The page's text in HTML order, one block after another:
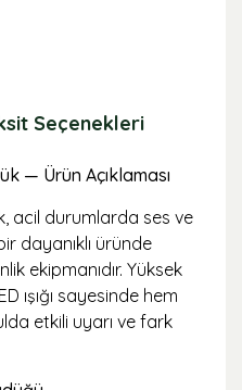
Seçenekleri
— Ürün Açıklaması
acil durumlarda ses ve
dayanıklı üründe
ekipmanıdır. Yüksek
ışığı sayesinde hem
etkili uyarı ve fark